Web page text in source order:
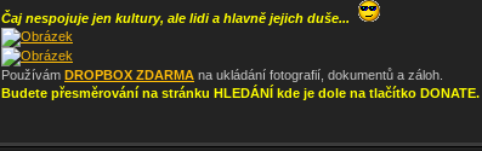
Čaj nespojuje jen kultury, ale lidi a hlavně jejich duše...
Používám DROPBOX ZDARMA na ukládání fotografií, dokumentů a záloh.
Budete přesměrování na stránku HLEDÁNÍ kde je dole na tlačítko DONATE.